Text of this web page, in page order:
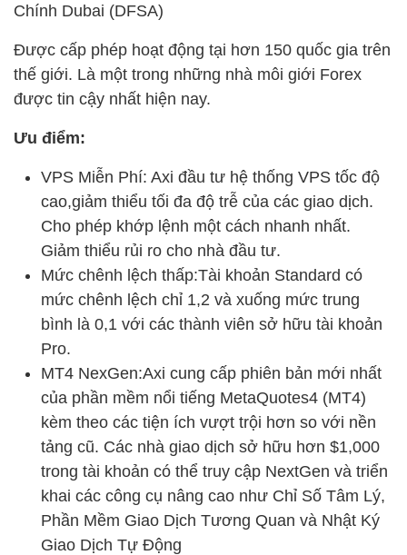
Chính Dubai (DFSA)
Được cấp phép hoạt động tại hơn 150 quốc gia trên
thế giới. Là một trong những nhà môi giới Forex
được tin cậy nhất hiện nay.
Ưu điểm:
VPS Miễn Phí: Axi đầu tư hệ thống VPS tốc độ
cao,giảm thiểu tối đa độ trễ của các giao dịch.
Cho phép khớp lệnh một cách nhanh nhất.
Giảm thiểu rủi ro cho nhà đầu tư.
Mức chênh lệch thấp:Tài khoản Standard có
mức chênh lệch chỉ 1,2 và xuống mức trung
bình là 0,1 với các thành viên sở hữu tài khoản
Pro.
MT4 NexGen:Axi cung cấp phiên bản mới nhất
của phần mềm nổi tiếng MetaQuotes4 (MT4)
kèm theo các tiện ích vượt trội hơn so với nền
tảng cũ. Các nhà giao dịch sở hữu hơn $1,000
trong tài khoản có thể truy cập NextGen và triển
khai các công cụ nâng cao như Chỉ Số Tâm Lý,
Phần Mềm Giao Dịch Tương Quan và Nhật Ký
Giao Dịch Tự Động